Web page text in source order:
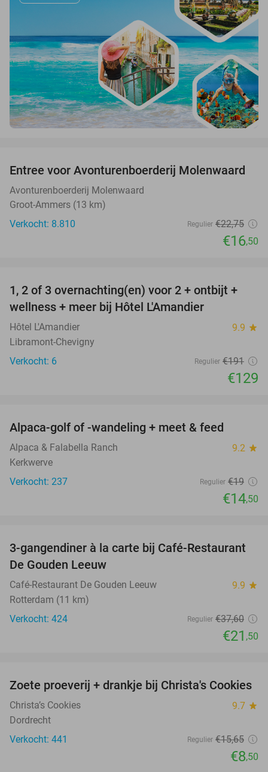
27%
Entree voor Avonturenboerderij Molenwaard
Avonturenboerderij Molenwaard
Groot-Ammers (13 km)
Verkocht: 8.810
Regulier €22,75
€16,50
32%
TODAY
1, 2 of 3 overnachting(en) voor 2 + ontbijt +
wellness + meer bij Hôtel L'Amandier
Hôtel L'Amandier 9.9 star
Libramont-Chevigny
Verkocht: 6
Regulier €191
€129
Alpaca-golf of -wandeling + meet & feed
Alpaca & Falabella Ranch 9.2 star
Kerkwerve
Verkocht: 237
Regulier €19
€14,50
43%
3-gangendiner à la carte bij Café-Restaurant
De Gouden Leeuw
Café-Restaurant De Gouden Leeuw 9.9 star
Rotterdam (11 km)
Verkocht: 424
Regulier €37,60
€21 ,50
46%
Zoete proeverij + drankje bij Christa's Cookies
Christa’s Cookies 9.7 star
Dordrecht
Verkocht: 441
Regulier €15,65
€8,50